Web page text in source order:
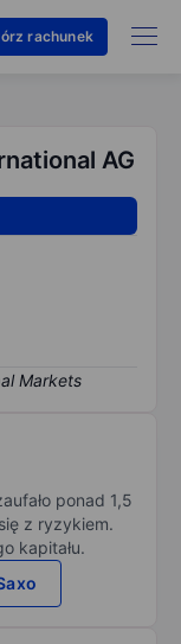
rachunek
AG
ponad 1,5
z ryzykiem.
kapitału.